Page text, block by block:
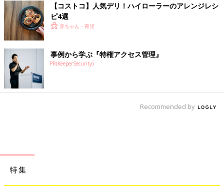
【コストコ】人気デリ！ハイローラーのアレンジレシ
ピ4選
赤ちゃん・育児
事例から学ぶ『特権アクセス管理』
PR(KeeperSecurity)
Recommended by
特集